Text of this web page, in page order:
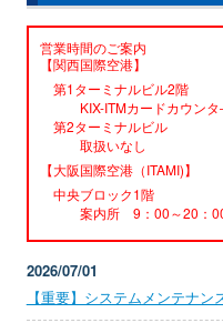
営業時間のご案内
【関西国際空港】
第1ターミナルビル2階
KIX-ITMカードカウン
第2ターミナルビル
取扱いなし
【大阪国際空港（ITAMI)】
中央ブロック1階
案内所 9：00～20：00
2026/07/01
【重要】システムメンテナン